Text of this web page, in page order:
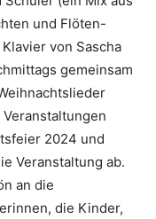
und Flöten-
von Sascha
gemeinsam
2024 und
Veranstaltung ab.
an die
die Kinder,